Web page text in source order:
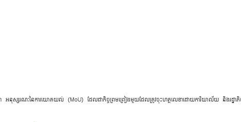
ៅ​ថា ​អ​នុស្ស​រ​ណៈ​នៃ​កា​រ​យោគ​យល់ (MoU) ​ដែល​ជា​កិច្ចព្រមព្រៀង​មួយ​ដែល​ត្រូវ​ចុះ​ហត្ថ​លេខា​ដោយ​ការិ​យាល័យ ​និង​រ